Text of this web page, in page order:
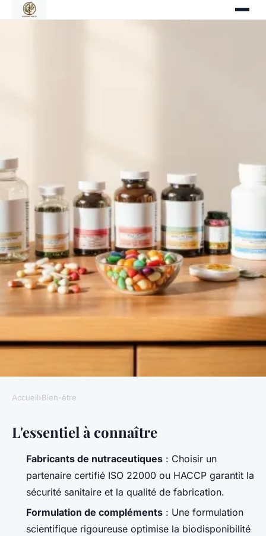
10 idées pratiques pour choisir
un fabricant de compléments
alimentaires
10 min de lecture
Accueil›Bien-être
L'essentiel à connaître
Fabricants de nutraceutiques : Choisir un
partenaire certifié ISO 22000 ou HACCP garantit la
sécurité sanitaire et la qualité de fabrication.
Formulation de compléments : Une formulation
scientifique rigoureuse optimise la biodisponibilité